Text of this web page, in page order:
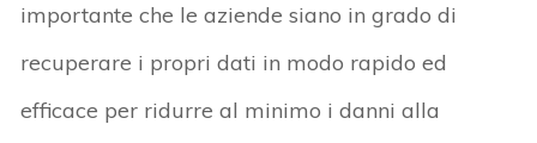
importante che le aziende siano in grado di
recuperare i propri dati in modo rapido ed
efficace per ridurre al minimo i danni alla